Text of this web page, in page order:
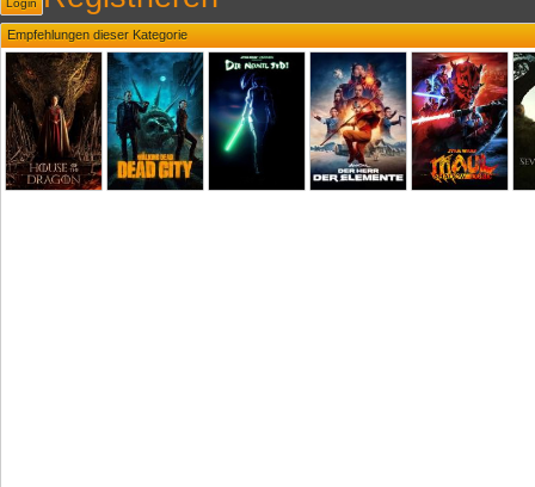
Login
Empfehlungen dieser Kategorie